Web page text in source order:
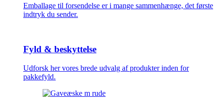
Emballage til forsendelse er i mange sammenhænge, det første
indtryk du sender.
Fyld & beskyttelse
Udforsk her vores brede udvalg af produkter inden for
pakkefyld.